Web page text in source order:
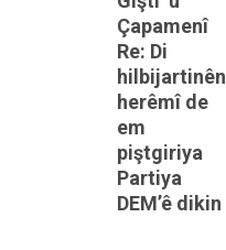
post:
Çapamenî
Re: Di
hilbijartinên
herêmî de
em
piştgiriya
Partiya
DEM’ê dikin